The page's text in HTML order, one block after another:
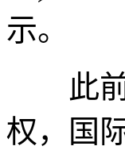
示。
此前
权，国